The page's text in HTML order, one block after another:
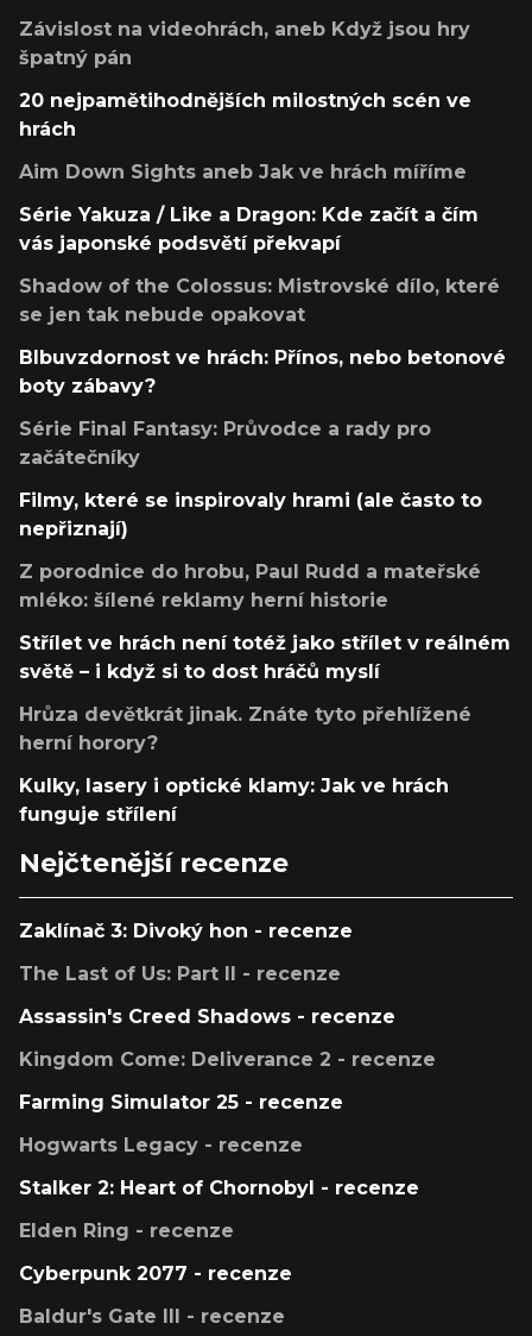
Závislost na videohrách, aneb Když jsou hry
špatný pán
20 nejpamětihodnějších milostných scén ve
hrách
Aim Down Sights aneb Jak ve hrách míříme
Série Yakuza / Like a Dragon: Kde začít a čím
vás japonské podsvětí překvapí
Shadow of the Colossus: Mistrovské dílo, které
se jen tak nebude opakovat
Blbuvzdornost ve hrách: Přínos, nebo betonové
boty zábavy?
Série Final Fantasy: Průvodce a rady pro
začátečníky
Filmy, které se inspirovaly hrami (ale často to
nepřiznají)
Z porodnice do hrobu, Paul Rudd a mateřské
mléko: šílené reklamy herní historie
Střílet ve hrách není totéž jako střílet v reálném
světě – i když si to dost hráčů myslí
Hrůza devětkrát jinak. Znáte tyto přehlížené
herní horory?
Kulky, lasery i optické klamy: Jak ve hrách
funguje střílení
Nejčtenější recenze
Zaklínač 3: Divoký hon - recenze
The Last of Us: Part II - recenze
Assassin's Creed Shadows - recenze
Kingdom Come: Deliverance 2 - recenze
Farming Simulator 25 - recenze
Hogwarts Legacy - recenze
Stalker 2: Heart of Chornobyl - recenze
Elden Ring - recenze
Cyberpunk 2077 - recenze
Baldur's Gate III - recenze